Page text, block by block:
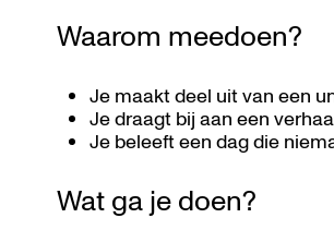
Waarom meedoen?
Je maakt deel uit van een
Je draagt bij aan een
Je beleeft een dag die
Wat ga je doen?